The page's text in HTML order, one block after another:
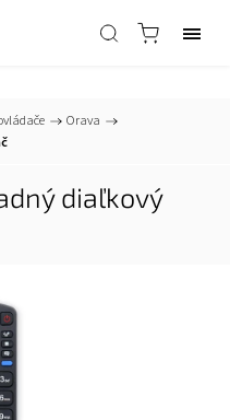
info@tesa-systems.sk
/ Orava /
diaľkový